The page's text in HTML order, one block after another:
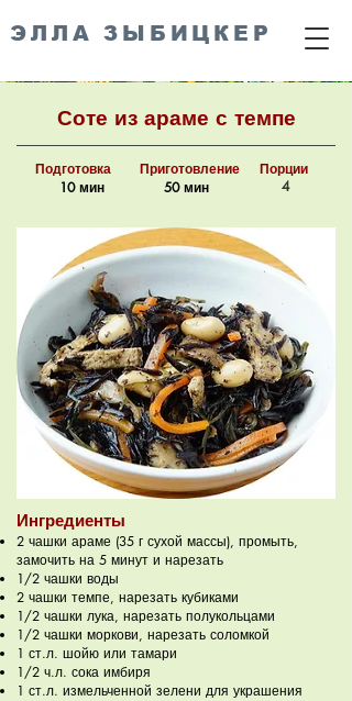
ЭЛЛА ЗЫБИЦКЕР
Соте из араме с темпе
Подготовка
10 мин
Приготовление
50 мин
Порции
4
Ингредиенты
2 чашки араме (35 г сухой массы), промыть,
замочить на 5 минут и нарезать
1/2 чашки воды
2 чашки темпе, нарезать кубиками
1/2 чашки лука, нарезать полукольцами
1/2 чашки моркови, нарезать соломкой
1 ст.л. шойю или тамари
1/2 ч.л. сока имбиря
1 ст.л. измельченной зелени для украшения